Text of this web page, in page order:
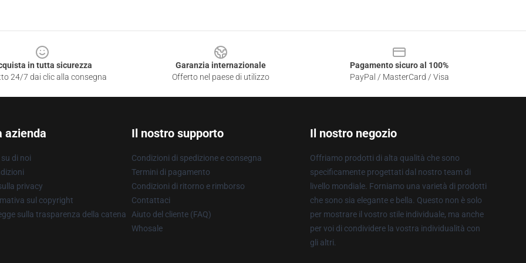
in tutta sicurezza
24/7 dai clic alla consegna
Garanzia internazionale
Offerto nel paese di utilizzo
Pagamento sicuro al 100%
PayPal / MasterCard / Visa
azienda
di noi
privacy
sul copyright
sulla trasparenza della catena
Il nostro supporto
Condizioni di spedizione e consegna
Termini di pagamento
Condizioni di ritorno e rimborso
Contattaci
Aiuto del cliente (FAQ)
Whosale
Il nostro negozio
Offriamo prodotti di alta qualità che sono
specificamente progettati dal nostro team di
livello mondiale. Forniamo una varietà di prodotti
che sono sia elegante e bella. Questo non è solo
per mostrare il vostro stile individuale, ma anche
per voi di condividere la vostra individualità con
gli altri.